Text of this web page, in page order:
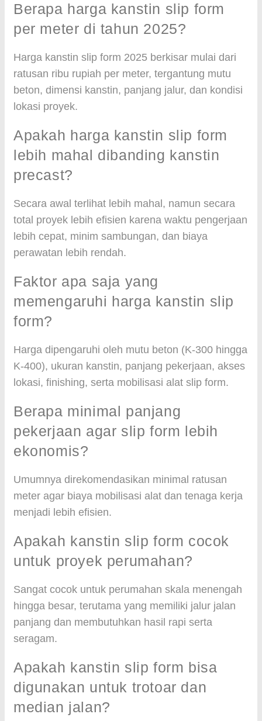
Berapa harga kanstin slip form
per meter di tahun 2025?
Harga kanstin slip form 2025 berkisar mulai dari
ratusan ribu rupiah per meter, tergantung mutu
beton, dimensi kanstin, panjang jalur, dan kondisi
lokasi proyek.
Apakah harga kanstin slip form
lebih mahal dibanding kanstin
precast?
Secara awal terlihat lebih mahal, namun secara
total proyek lebih efisien karena waktu pengerjaan
lebih cepat, minim sambungan, dan biaya
perawatan lebih rendah.
Faktor apa saja yang
memengaruhi harga kanstin slip
form?
Harga dipengaruhi oleh mutu beton (K-300 hingga
K-400), ukuran kanstin, panjang pekerjaan, akses
lokasi, finishing, serta mobilisasi alat slip form.
Berapa minimal panjang
pekerjaan agar slip form lebih
ekonomis?
Umumnya direkomendasikan minimal ratusan
meter agar biaya mobilisasi alat dan tenaga kerja
menjadi lebih efisien.
Apakah kanstin slip form cocok
untuk proyek perumahan?
Sangat cocok untuk perumahan skala menengah
hingga besar, terutama yang memiliki jalur jalan
panjang dan membutuhkan hasil rapi serta
seragam.
Apakah kanstin slip form bisa
digunakan untuk trotoar dan
median jalan?